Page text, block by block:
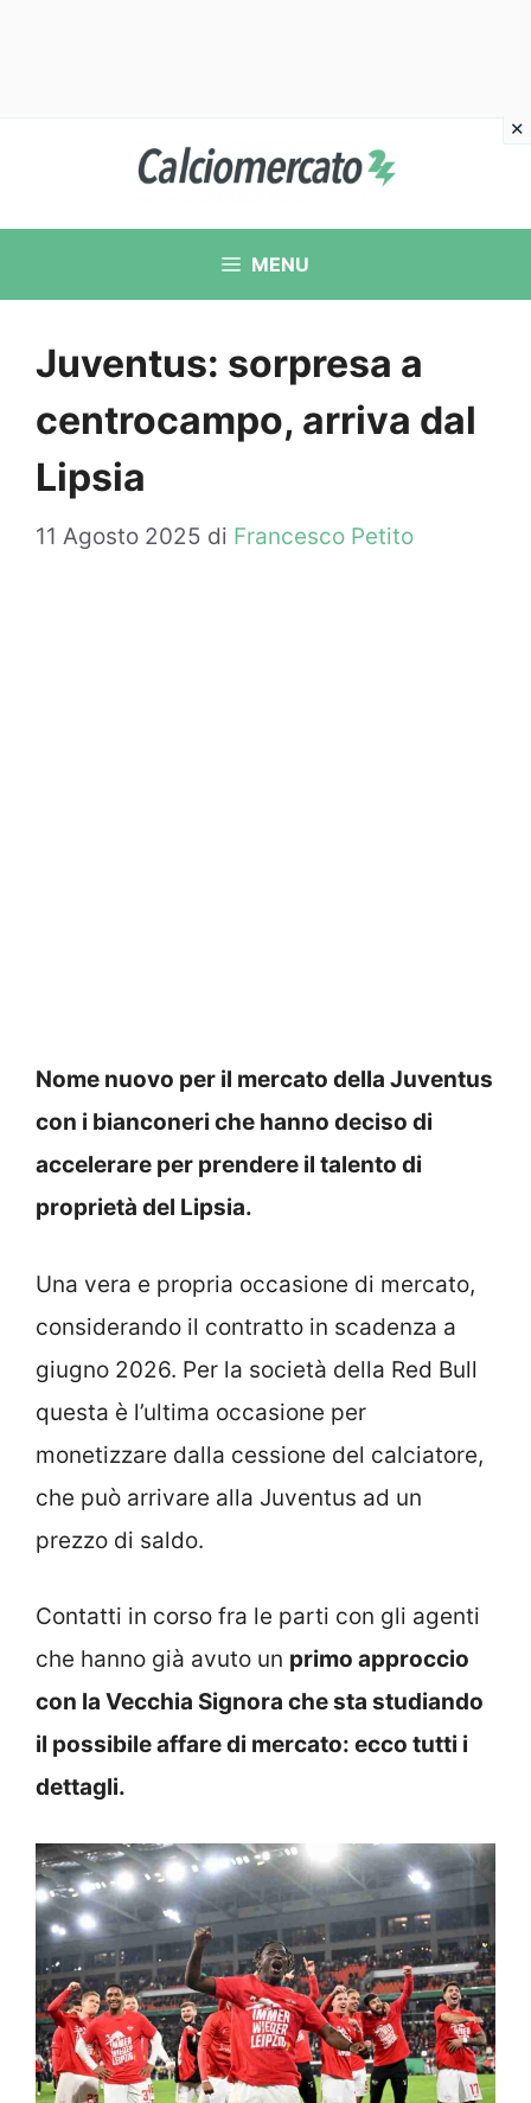
contenuto
MENU
Juventus: sorpresa a
centrocampo, arriva dal
Lipsia
11 Agosto 2025 di Francesco Petito
Nome nuovo per il mercato della Juventus
con i bianconeri che hanno deciso di
accelerare per prendere il talento di
proprietà del Lipsia.
Una vera e propria occasione di mercato,
considerando il contratto in scadenza a
giugno 2026. Per la società della Red Bull
questa è l’ultima occasione per
monetizzare dalla cessione del calciatore,
che può arrivare alla Juventus ad un
prezzo di saldo.
Contatti in corso fra le parti con gli agenti
che hanno già avuto un primo approccio
con la Vecchia Signora che sta studiando
il possibile affare di mercato: ecco tutti i
dettagli.